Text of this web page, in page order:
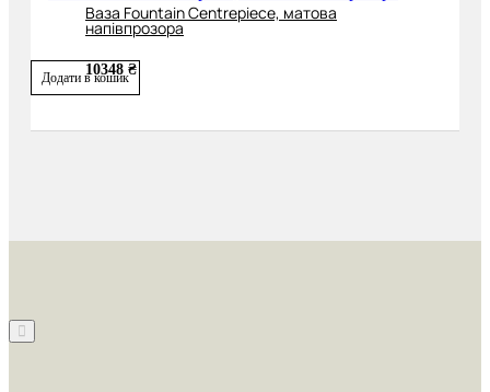
Ваза Fountain Centrepiece, матова
напівпрозора
10348 ₴
Додати в кошик